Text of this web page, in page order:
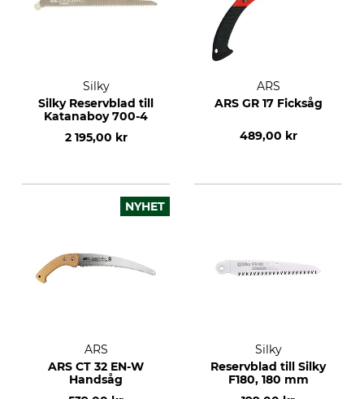
Silky
Silky Reservblad till
Katanaboy 700-4
2 195,00 kr
ARS
ARS GR 17 Ficksåg
489,00 kr
NYHET
ARS
ARS CT 32 EN-W
Handsåg
Silky
Reservblad till Silky
F180, 180 mm